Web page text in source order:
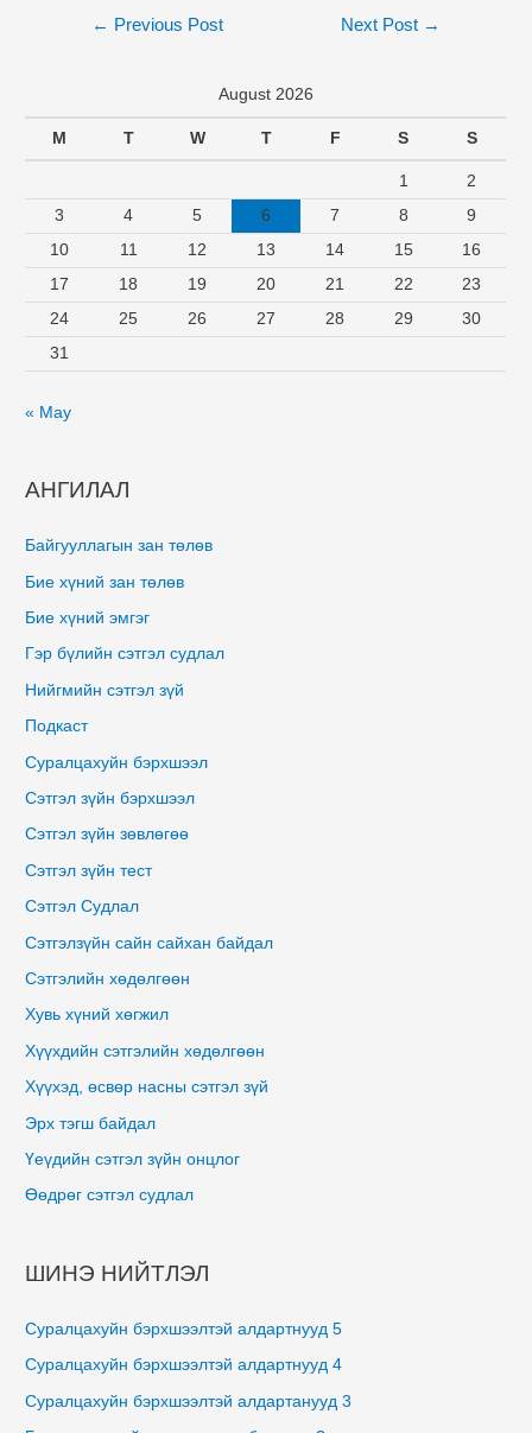
← Previous Post Next Post →
August 2026
M T W T F S S
1
2
3
4 5 6 7 8
9
10
11 12 13 14 15
16
17
18 19 20 21 22
23
24
25 26 27 28 29
30
31
« May
АНГИЛАЛ
Байгууллагын зан төлөв
Бие хүний зан төлөв
Бие хүний эмгэг
Гэр бүлийн сэтгэл судлал
Нийгмийн сэтгэл зүй
Подкаст
Суралцахуйн бэрхшээл
Сэтгэл зүйн бэрхшээл
Сэтгэл зүйн зөвлөгөө
Сэтгэл зүйн тест
Сэтгэл Судлал
Сэтгэлзүйн сайн сайхан байдал
Сэтгэлийн хөдөлгөөн
Хувь хүний хөгжил
Хүүхдийн сэтгэлийн хөдөлгөөн
Хүүхэд, өсвөр насны сэтгэл зүй
Эрх тэгш байдал
Үеүдийн сэтгэл зүйн онцлог
Өөдрөг сэтгэл судлал
ШИНЭ НИЙТЛЭЛ
Суралцахуйн бэрхшээлтэй алдартнууд 5
Суралцахуйн бэрхшээлтэй алдартнууд 4
Суралцахуйн бэрхшээлтэй алдартанууд 3